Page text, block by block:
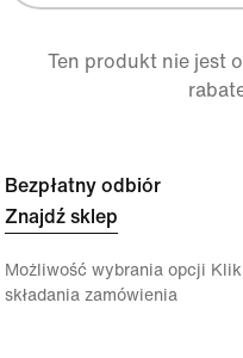
Ten produkt nie jest
Bezpłatny odbiór
Znajdź sklep
Możliwość wybrania opcji
składania zamówienia